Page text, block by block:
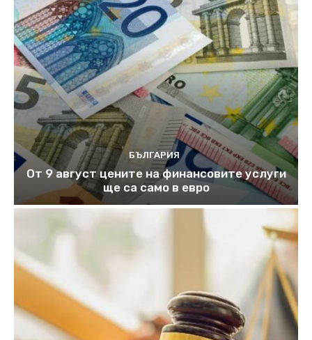
БЪЛГАРИЯ
От 9 август цените на финансовите услуги
ще са само в евро